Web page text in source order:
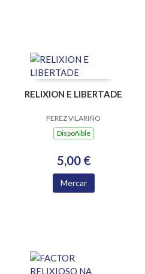
RELIXION E LIBERTADE
PEREZ VILARIÑO
Dispoñible
5,00 €
Mercar